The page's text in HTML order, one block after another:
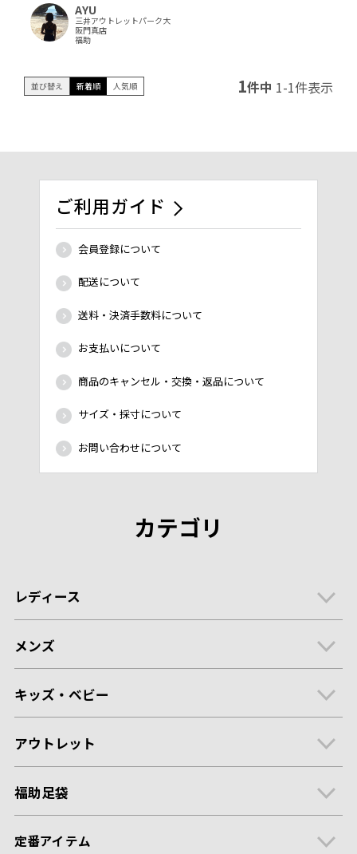
AYU
三井アウトレットパーク大
阪門真店
福助
並び替え 新着順 人気順 1件中 1-1件表示
ご利用ガイド
会員登録について
配送について
送料・決済手数料について
お支払いについて
商品のキャンセル・交換・返品について
サイズ・採寸について
お問い合わせについて
カテゴリ
レディース
メンズ
キッズ・ベビー
アウトレット
福助足袋
定番アイテム